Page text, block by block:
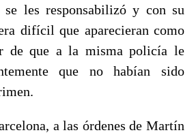
les responsabilizó y con su
difícil que aparecieran como
de que a la misma policía le
que no habían sido
a las órdenes de Martín